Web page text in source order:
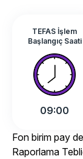
TEFAS İşlem
Başlangıç Saati
09:00
Fon birim pay
Raporlama